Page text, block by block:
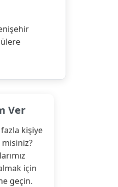
Ver
kişiye
için
geçin.